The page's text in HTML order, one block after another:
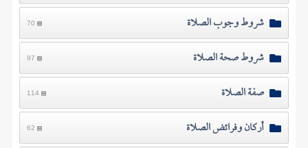
شروط وجوب الصلاة 70
شروط صحة الصلاة 97
صفة الصلاة 114
أركان وفرائض الصلاة 62